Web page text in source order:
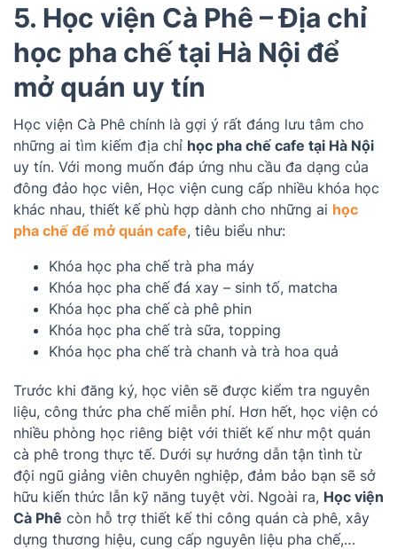
5. Học viện Cà Phê – Địa chỉ
học pha chế tại Hà Nội để
mở quán uy tín
Học viện Cà Phê chính là gợi ý rất đáng lưu tâm cho
những ai tìm kiếm địa chỉ học pha chế cafe tại Hà Nội
uy tín. Với mong muốn đáp ứng nhu cầu đa dạng của
đông đảo học viên, Học viện cung cấp nhiều khóa học
khác nhau, thiết kế phù hợp dành cho những ai học
pha chế để mở quán cafe, tiêu biểu như:
Khóa học pha chế trà pha máy
Khóa học pha chế đá xay – sinh tố, matcha
Khóa học pha chế cà phê phin
Khóa học pha chế trà sữa, topping
Khóa học pha chế trà chanh và trà hoa quả
Trước khi đăng ký, học viên sẽ được kiểm tra nguyên
liệu, công thức pha chế miễn phí. Hơn hết, học viện có
nhiều phòng học riêng biệt với thiết kế như một quán
cà phê trong thực tế. Dưới sự hướng dẫn tận tình từ
đội ngũ giảng viên chuyên nghiệp, đảm bảo bạn sẽ sở
hữu kiến thức lẫn kỹ năng tuyệt vời. Ngoài ra, Học viện
Cà Phê còn hỗ trợ thiết kế thi công quán cà phê, xây
dựng thương hiệu, cung cấp nguyên liệu pha chế,…